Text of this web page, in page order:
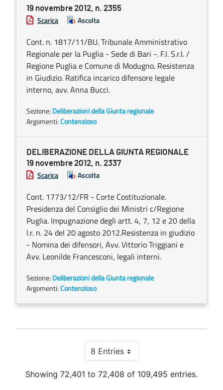
19 novembre 2012, n. 2355
Scarica Ascolta
Cont. n. 1817/11/BU. Tribunale Amministrativo
Regionale per la Puglia - Sede di Bari -. F.I. S.r.l. /
Regione Puglia e Comune di Modugno. Resistenza
in Giudizio. Ratifica incarico difensore legale
interno, avv. Anna Bucci.
Sezione: Deliberazioni della Giunta regionale
Argomenti:Contenzioso
DELIBERAZIONE DELLA GIUNTA REGIONALE
19 novembre 2012, n. 2337
Scarica Ascolta
Cont. 1773/12/FR - Corte Costituzionale.
Presidenza del Consiglio dei Ministri c/Regione
Puglia. Impugnazione degli artt. 4, 7, 12 e 20 della
l.r. n. 24 del 20 agosto 2012.Resistenza in giudizio
- Nomina dei difensori, Avv. Vittorio Triggiani e
Avv. Leonilde Francesconi, legali interni.
Sezione: Deliberazioni della Giunta regionale
Argomenti:Contenzioso
8 EntriesPer Page
Showing 72,401 to 72,408 of 109,495 entries.